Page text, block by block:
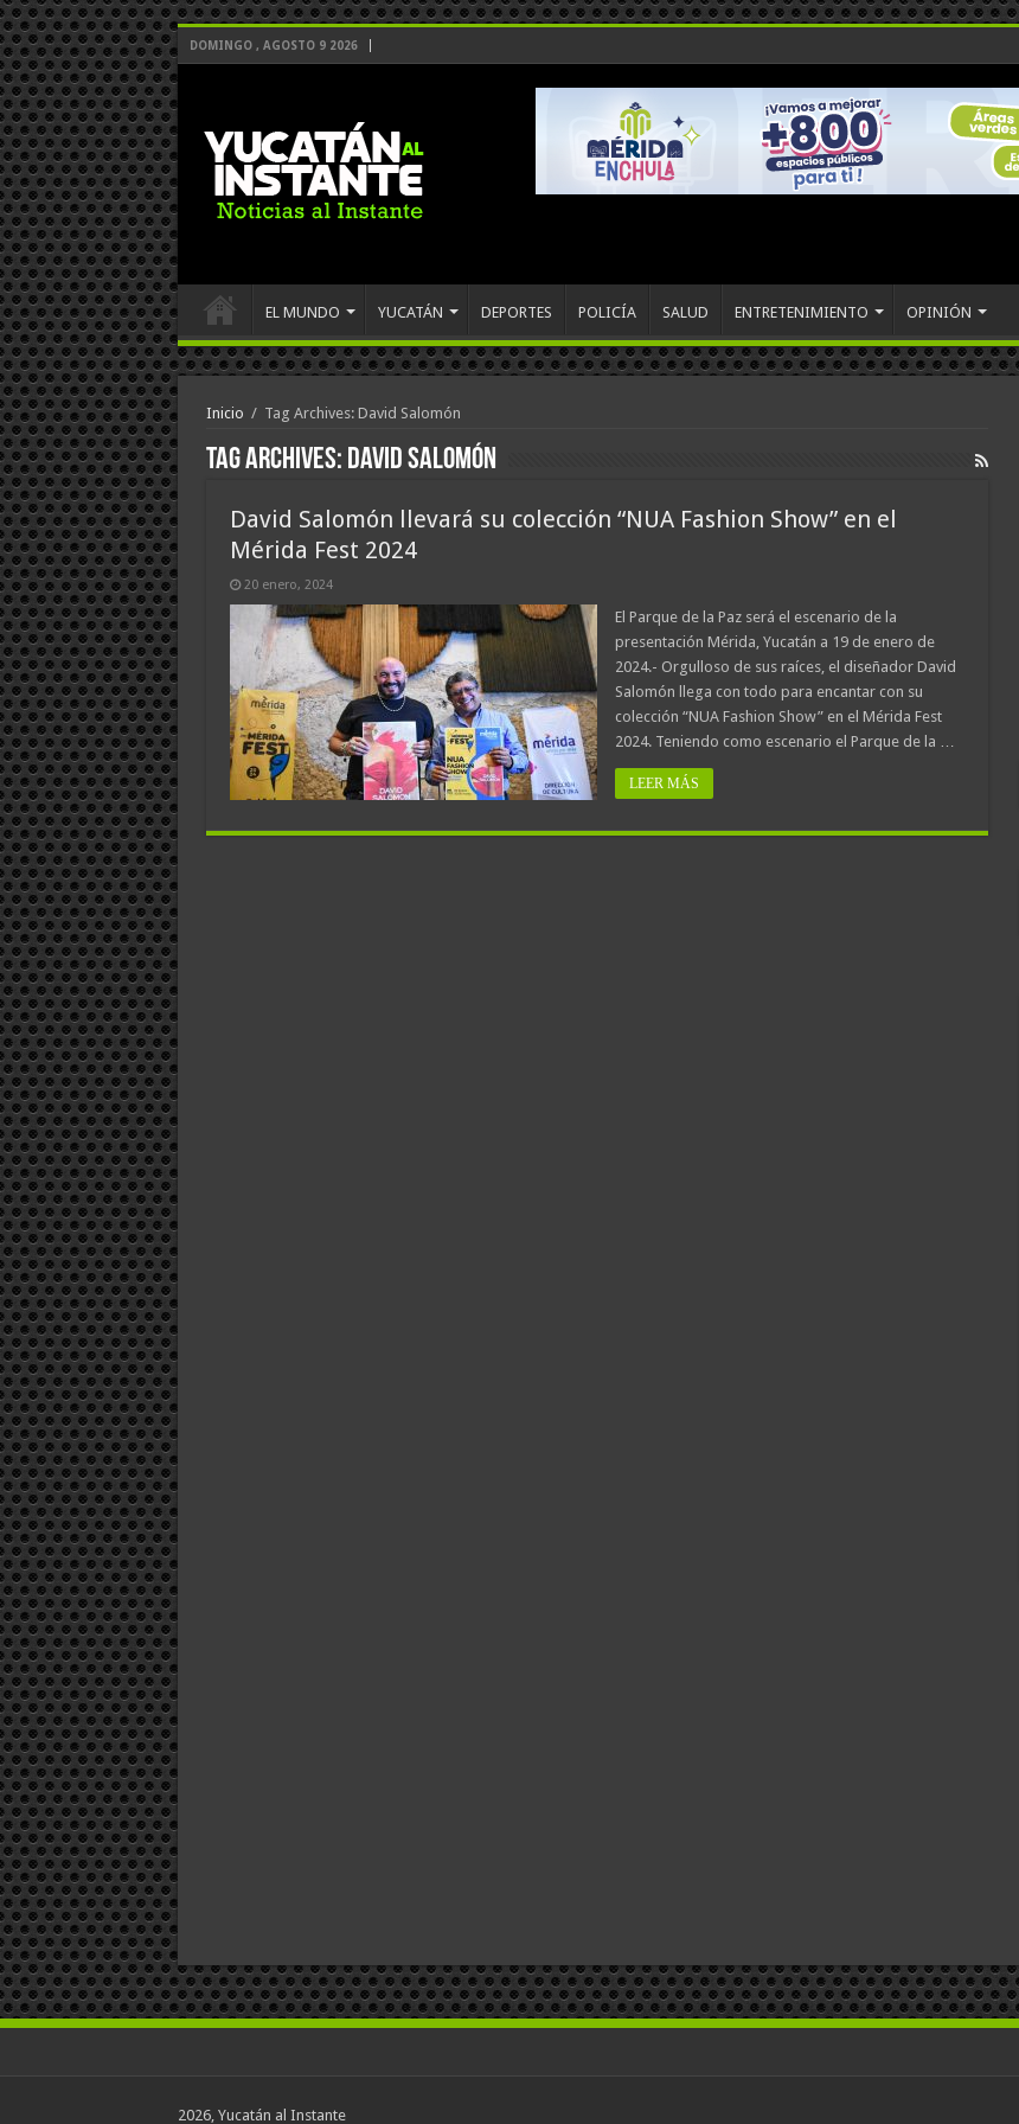
DOMINGO , AGOSTO 9 2026
EL MUNDO YUCATÁN DEPORTES POLICÍA SALUD ENTRETENIMIENTO OPINIÓN
Inicio / Tag Archives: David Salomón
Tag Archives: David Salomón
David Salomón llevará su colección “NUA Fashion Show” en el
Mérida Fest 2024
20 enero, 2024
El Parque de la Paz será el escenario de la
presentación Mérida, Yucatán a 19 de enero de
2024.- Orgulloso de sus raíces, el diseñador David
Salomón llega con todo para encantar con su
colección “NUA Fashion Show” en el Mérida Fest
2024. Teniendo como escenario el Parque de la …
LEER MÁS
2026, Yucatán al Instante